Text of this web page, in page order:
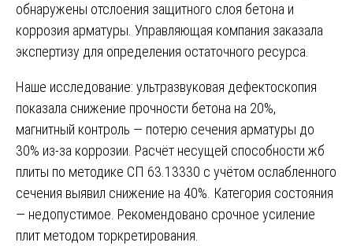
обнаружены отслоения защитного слоя бетона и
коррозия арматуры. Управляющая компания заказала
экспертизу для определения остаточного ресурса.
Наше исследование: ультразвуковая дефектоскопия
показала снижение прочности бетона на 20%,
магнитный контроль — потерю сечения арматуры до
30% из-за коррозии. Расчёт несущей способности жб
плиты по методике СП 63.13330 с учётом ослабленного
сечения выявил снижение на 40%. Категория состояния
— недопустимое. Рекомендовано срочное усиление
плит методом торкретирования.